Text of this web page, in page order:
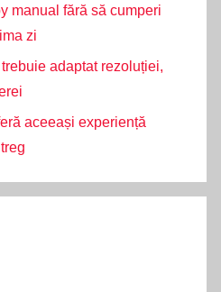
manual fără să cumperi
zi
adaptat rezoluției,
aceeași experiență